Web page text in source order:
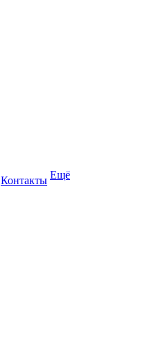
Контакты Ещё